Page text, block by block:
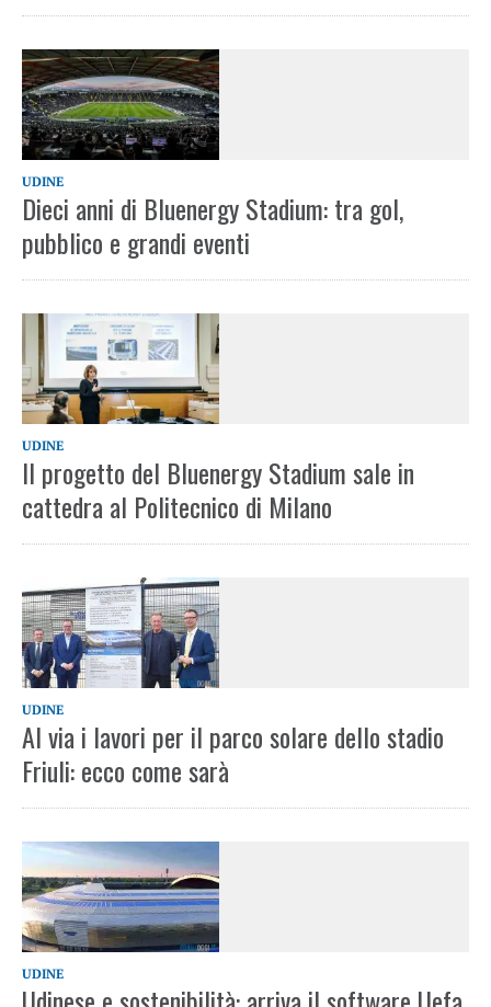
UDINE
Dieci anni di Bluenergy Stadium: tra gol,
pubblico e grandi eventi
UDINE
Il progetto del Bluenergy Stadium sale in
cattedra al Politecnico di Milano
UDINE
Al via i lavori per il parco solare dello stadio
Friuli: ecco come sarà
UDINE